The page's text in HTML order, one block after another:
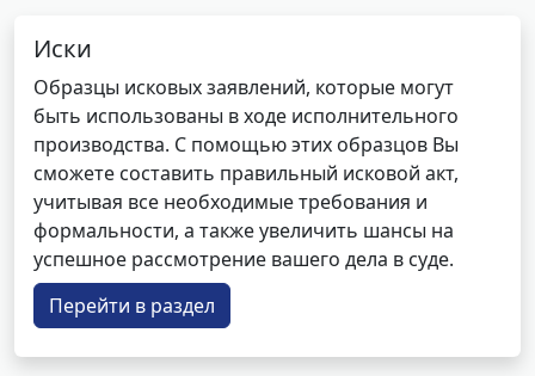
Иски
Образцы исковых заявлений, которые могут
быть использованы в ходе исполнительного
производства. С помощью этих образцов Вы
сможете составить правильный исковой акт,
учитывая все необходимые требования и
формальности, а также увеличить шансы на
успешное рассмотрение вашего дела в суде.
Перейти в раздел